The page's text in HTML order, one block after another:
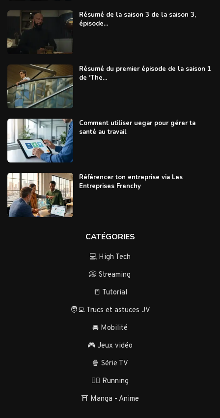
Résumé de la saison 3 de la saison 3,
épisode...
Résumé du premier épisode de la saison 1
de ‘The...
Comment utiliser uegar pour gérer ta
santé au travail
Référencer ton entreprise via Les
Entreprises Frenchy
CATÉGORIES
💻 High Tech
📀 Streaming
📒 Tutorial
🧑‍💻 Trucs et astuces JV
🚘 Mobilité
🎮 Jeux vidéo
🍿 Série TV
🏃‍♂️ Running
⛩️ Manga - Anime